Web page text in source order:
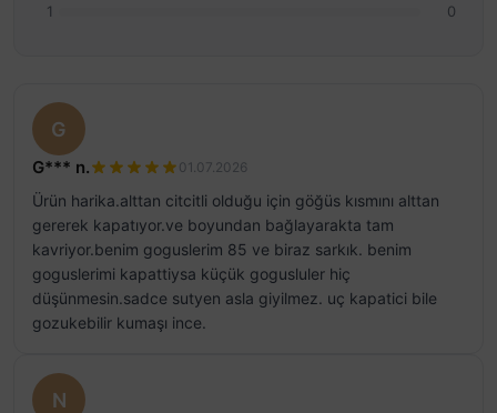
1
0
G
G*** n. 01.07.2026
Ürün harika.alttan citcitli olduğu için göğüs kısmını alttan
gererek kapatıyor.ve boyundan bağlayarakta tam
kavriyor.benim goguslerim 85 ve biraz sarkık. benim
goguslerimi kapattiysa küçük gogusluler hiç
düşünmesin.sadce sutyen asla giyilmez. uç kapatici bile
gozukebilir kumaşı ince.
N